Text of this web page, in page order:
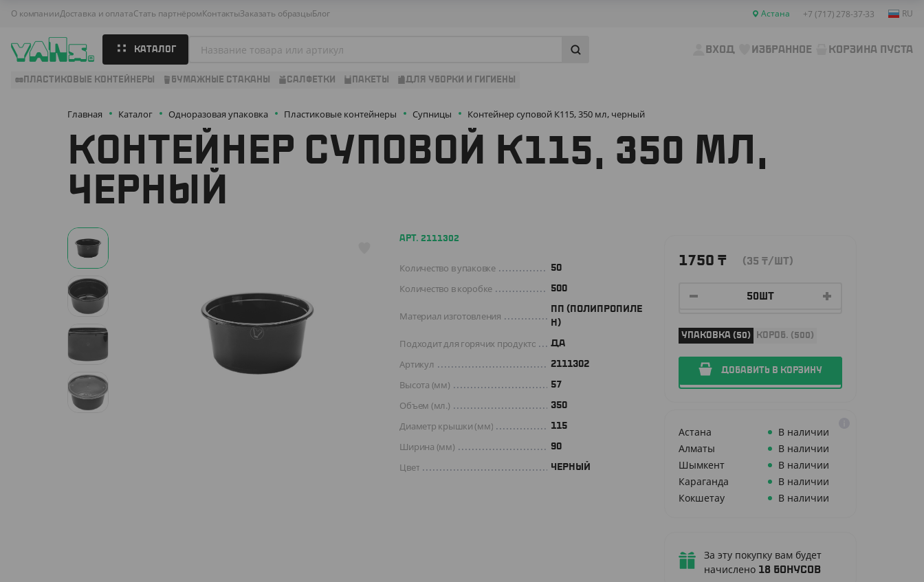
О компанииДоставка и оплатаСтать партнёромКонтактыЗаказать образцыБлог Астана +7 (717) 278-37-33 RU
КАТАЛОГ ВХОД ИЗБРАННОЕ КОРЗИНА ПУСТА
ПЛАСТИКОВЫЕ КОНТЕЙНЕРЫ БУМАЖНЫЕ СТАКАНЫ САЛФЕТКИ ПАКЕТЫ ДЛЯ УБОРКИ И ГИГИЕНЫ
Главная Каталог Одноразовая упаковка Пластиковые контейнеры Супницы Контейнер суповой К115, 350 мл, черный
КОНТЕЙНЕР СУПОВОЙ К115, 350 МЛ,
ЧЕРНЫЙ
1750 ₸ (35 ₸/ШТ)
УПАКОВКА (50) КОРОБ. (500)
ДОБАВИТЬ В КОРЗИНУ
Астана
В наличии
Алматы
В наличии
Шымкент
В наличии
Караганда
В наличии
Кокшетау
В наличии
За эту покупку вам будет
начислено 18 бонусов
АРТ. 2111302
Количество в упаковке 50
Количество в коробке 500
Материал изготовления
ПП (ПОЛИПРОПИЛЕ
Н)
Подходит для горячих продуктов ДА
Артикул 2111302
Высота (мм) 57
Объем (мл.) 350
Диаметр крышки (мм) 115
Ширина (мм) 90
Цвет ЧЕРНЫЙ